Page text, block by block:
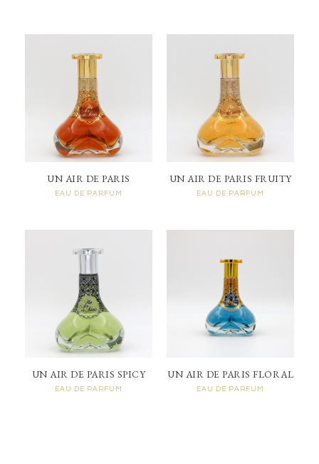
UN AIR DE PARIS
EAU DE PARFUM
UN AIR DE PARIS FRUITY
EAU DE PARFUM
UN AIR DE PARIS SPICY
EAU DE PARFUM
UN AIR DE PARIS FLORAL
EAU DE PARFUM